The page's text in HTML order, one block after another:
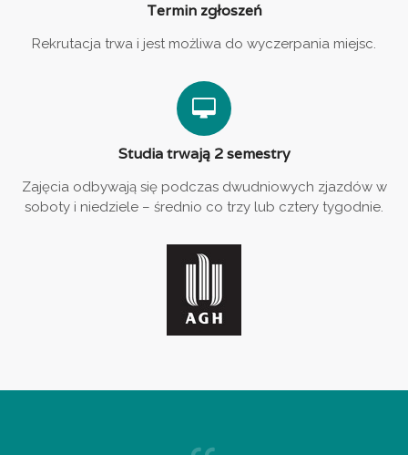
Termin zgłoszeń
Rekrutacja trwa i jest możliwa do wyczerpania miejsc.
Studia trwają 2 semestry
Zajęcia odbywają się podczas dwudniowych zjazdów w
soboty i niedziele – średnio co trzy lub cztery tygodnie.